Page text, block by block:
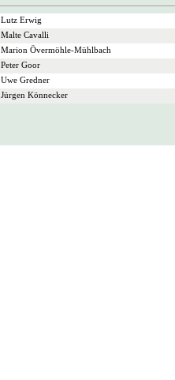
Lutz Erwig
Malte Cavalli
Marion Övermöhle-Mühlbach
Peter Goor
Uwe Gredner
Jürgen Könnecker